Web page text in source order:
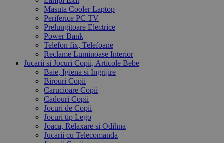
Masuta Cooler Laptop
Periferice PC TV
Prelungitoare Electrice
Power Bank
Telefon fix, Telefoane
Reclame Luminoase Interior
Jucarii si Jocuri Copii, Articole Bebe
Baie, Igiena si Ingrijire
Birouri Copii
Carucioare Copii
Cadouri Copii
Jocuri de Copii
Jocuri tip Lego
Joaca, Relaxare si Odihna
Jucarii cu Telecomanda